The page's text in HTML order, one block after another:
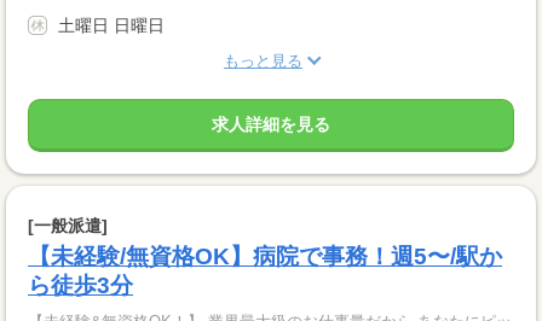
土曜日 日曜日
もっと見る
求人詳細を見る
[一般派遣]
【未経験/無資格OK】病院で事務！週5〜/駅か
ら徒歩3分